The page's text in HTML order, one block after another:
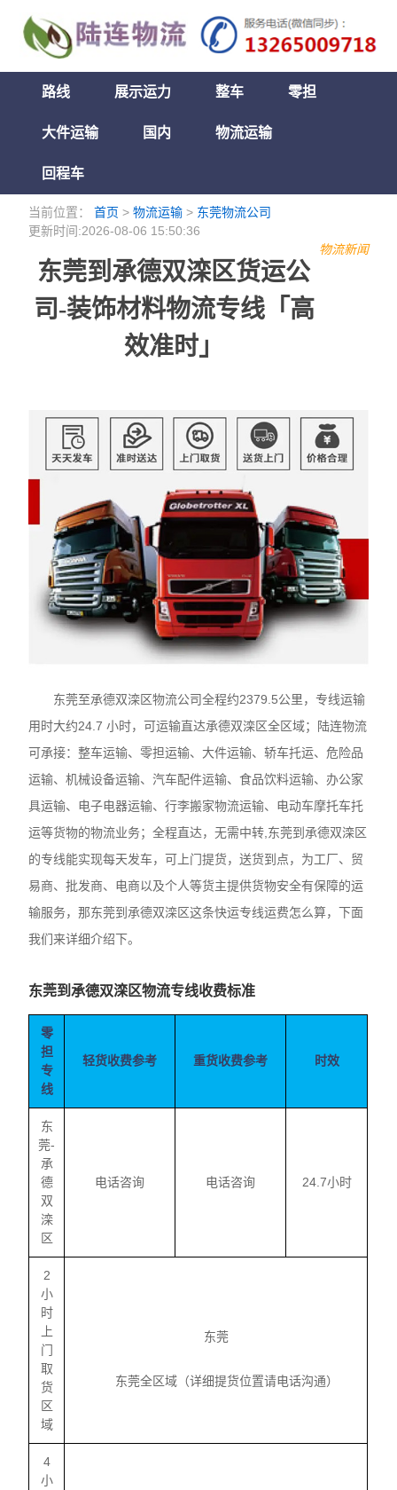
路线 展示运力 整车 零担
大件运输 国内 物流运输
回程车
当前位置：首页 >物流运输 > 东莞物流公司
更新时间:2026-08-06 15:50:36
物流新闻
东莞到承德双滦区货运公
司-装饰材料物流专线「高
效准时」
东莞至承德双滦区物流公司全程约2379.5公里，专线运输
用时大约24.7 小时，可运输直达承德双滦区全区域；陆连物流
可承接：整车运输、零担运输、大件运输、轿车托运、危险品
运输、机械设备运输、汽车配件运输、食品饮料运输、办公家
具运输、电子电器运输、行李搬家物流运输、电动车摩托车托
运等货物的物流业务；全程直达，无需中转,东莞到承德双滦区
的专线能实现每天发车，可上门提货，送货到点，为工厂、贸
易商、批发商、电商以及个人等货主提供货物安全有保障的运
输服务，那东莞到承德双滦区这条快运专线运费怎么算，下面
我们来详细介绍下。
东莞到承德双滦区物流专线收费标准
零
担
专
线
轻货收费参考 重货收费参考 时效
东
莞-
承
德
双
滦
区
电话咨询 电话咨询 24.7小时
2
小
时
上
门
取
货
区
域
东莞
东莞全区域（详细提货位置请电话沟通）
4
小